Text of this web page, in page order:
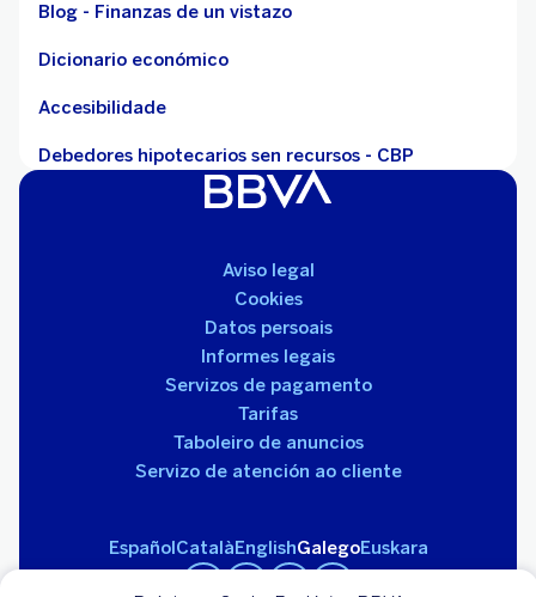
Blog - Finanzas de un vistazo
Dicionario económico
Accesibilidade
Debedores hipotecarios sen recursos - CBP
Aviso legal
Cookies
Datos persoais
Informes legais
Servizos de pagamento
Tarifas
Taboleiro de anuncios
Servizo de atención ao cliente
Español CatalàEnglishGalegoEuskara